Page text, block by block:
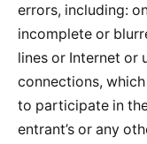
errors, including:
incomplete or
lines or Internet or
connections,
to participate in
entrant’s or any